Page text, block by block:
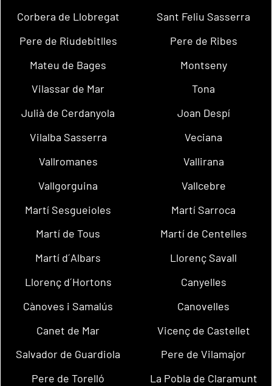
Corbera de Llobregat
Sant Feliu Sasserra
Pere de Riudebitlles
Pere de Ribes
Mateu de Bages
Montseny
Vilassar de Mar
Tona
Julià de Cerdanyola
Joan Despí
Vilalba Sasserra
Veciana
Vallromanes
Vallirana
Vallgorguina
Vallcebre
Martí Sesgueioles
Martí Sarroca
Martí de Tous
Martí de Centelles
Martí d´Albars
Llorenç Savall
Llorenç d´Hortons
Canyelles
Cànoves i Samalús
Canovelles
Canet de Mar
Vicenç de Castellet
Salvador de Guardiola
Pere de Vilamajor
Pere de Torelló
La Pobla de Claramunt